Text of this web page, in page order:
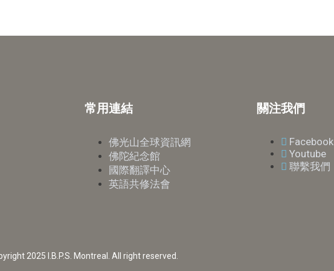
常用連結
佛光山全球資訊網
佛陀紀念館
國際翻譯中心
英語共修法會
關注我們
Facebook
Youtube
聯繫我們
2025 I.B.P.S. Montreal. All right reserved.